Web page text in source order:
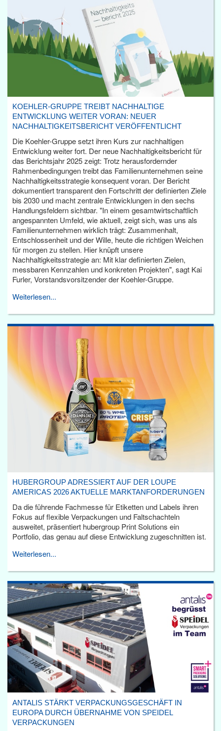
KOEHLER-GRUPPE TREIBT NACHHALTIGE
ENTWICKLUNG WEITER VORAN: NEUER
NACHHALTIGKEITSBERICHT VERÖFFENTLICHT
Die Koehler-Gruppe setzt ihren Kurs zur nachhaltigen
Entwicklung weiter fort. Der neue Nachhaltigkeitsbericht für
das Berichtsjahr 2025 zeigt: Trotz herausfordernder
Rahmenbedingungen treibt das Familienunternehmen seine
Nachhaltigkeitsstrategie konsequent voran. Der Bericht
dokumentiert transparent den Fortschritt der definierten Ziele
bis 2030 und macht zentrale Entwicklungen in den sechs
Handlungsfeldern sichtbar. "In einem gesamtwirtschaftlich
angespannten Umfeld, wie aktuell, zeigt sich, was uns als
Familienunternehmen wirklich trägt: Zusammenhalt,
Entschlossenheit und der Wille, heute die richtigen Weichen
für morgen zu stellen. Hier knüpft unsere
Nachhaltigkeitsstrategie an: Mit klar definierten Zielen,
messbaren Kennzahlen und konkreten Projekten", sagt Kai
Furler, Vorstandsvorsitzender der Koehler-Gruppe.
Weiterlesen...
HUBERGROUP ADRESSIERT AUF DER LOUPE
AMERICAS 2026 AKTUELLE MARKTANFORDERUNGEN
Da die führende Fachmesse für Etiketten und Labels ihren
Fokus auf flexible Verpackungen und Faltschachteln
ausweitet, präsentiert hubergroup Print Solutions ein
Portfolio, das genau auf diese Entwicklung zugeschnitten ist.
Weiterlesen...
ANTALIS STÄRKT VERPACKUNGSGESCHÄFT IN
EUROPA DURCH ÜBERNAHME VON SPEIDEL
VERPACKUNGEN